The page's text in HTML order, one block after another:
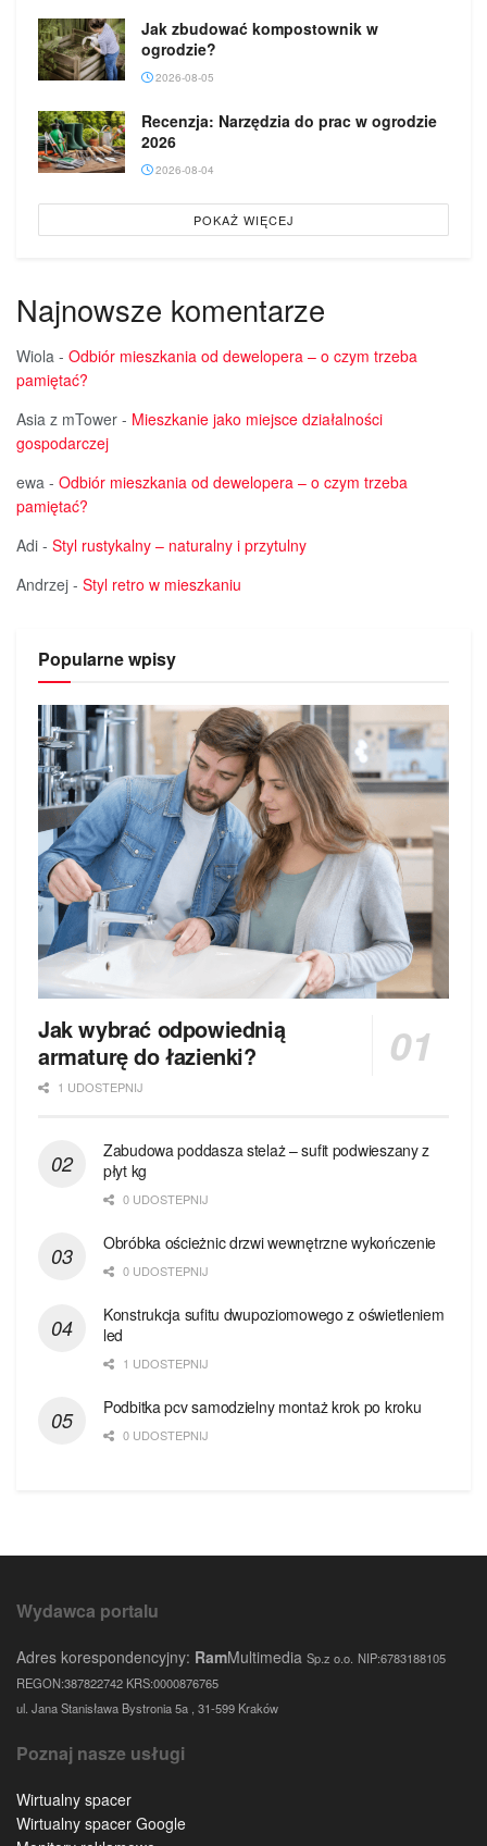
Jak zbudować kompostownik w
ogrodzie?
2026-08-05
Recenzja: Narzędzia do prac w ogrodzie
2026
2026-08-04
POKAŻ WIĘCEJ
Najnowsze komentarze
Wiola - Odbiór mieszkania od dewelopera – o czym trzeba
pamiętać?
Asia z mTower - Mieszkanie jako miejsce działalności
gospodarczej
ewa - Odbiór mieszkania od dewelopera – o czym trzeba
pamiętać?
Adi - Styl rustykalny – naturalny i przytulny
Andrzej - Styl retro w mieszkaniu
Popularne wpisy
Jak wybrać odpowiednią
armaturę do łazienki?
1 UDOSTEPNIJ
Zabudowa poddasza stelaż – sufit podwieszany z
płyt kg
0 UDOSTEPNIJ
Obróbka ościeżnic drzwi wewnętrzne wykończenie
0 UDOSTEPNIJ
Konstrukcja sufitu dwupoziomowego z oświetleniem
led
1 UDOSTEPNIJ
Podbitka pcv samodzielny montaż krok po kroku
0 UDOSTEPNIJ
Wydawca portalu
Adres korespondencyjny: RamMultimedia Sp.z o.o. NIP:6783188105
REGON:387822742 KRS:0000876765
ul. Jana Stanisława Bystronia 5a , 31-599 Kraków
Poznaj nasze usługi
Wirtualny spacer
Wirtualny spacer Google